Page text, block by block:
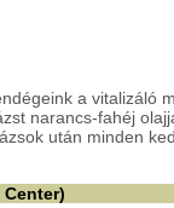
a vitalizáló
narancs-fahéj
után minden
Center)